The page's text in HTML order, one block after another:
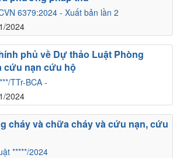
6379:2024 - Xuất bản lần 2
2024
TTr-BCA -
2024
phủ về Dự thảo Luật Phòng
cứu nạn cứu hộ
*****/2024
cháy và chữa cháy và cứu nạn, cứu